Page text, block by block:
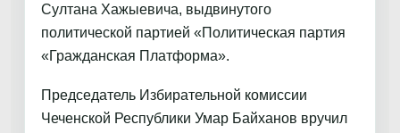
Султана Хажыевича, выдвинутого
политической партией «Политическая партия
«Гражданская Платформа».
Председатель Избирательной комиссии
Чеченской Республики Умар Байханов вручил